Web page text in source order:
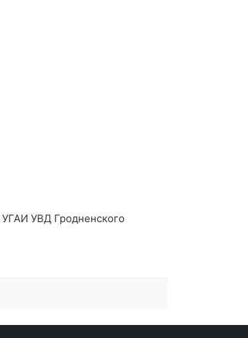
УВД Гродненского